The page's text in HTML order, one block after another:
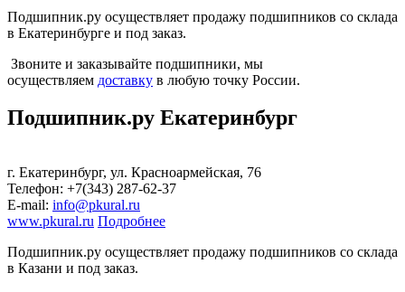
Подшипник.ру осуществляет продажу подшипников со склада
в Екатеринбурге и под заказ.
Звоните и заказывайте подшипники, мы
осуществляем доставку в любую точку России.
Подшипник.ру Екатеринбург
г. Екатеринбург, ул. Красноармейская, 76
Телефон: +7(343) 287-62-37
E-mail: info@pkural.ru
www.pkural.ru Подробнее
Подшипник.ру осуществляет продажу подшипников со склада
в Казани и под заказ.